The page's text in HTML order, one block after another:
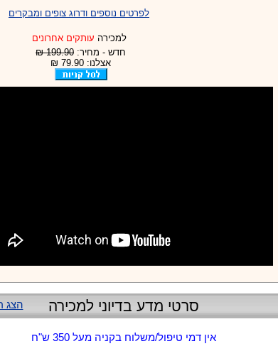
לפרטים נוספים ודרוג צופים ומבקרים
למכירה עותקים אחרונים
חדש - מחיר: 199.90 ₪
אצלנו: 79.90 ₪
הצג סרטי מדע בדיוני למכירה
אין דמי טיפול/משלוח בקניה מעל 350 ש"ח